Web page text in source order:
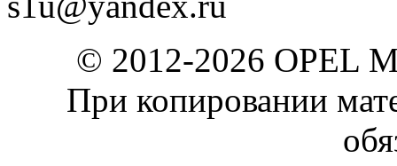
© 2012-2026 OPEL
При копировании